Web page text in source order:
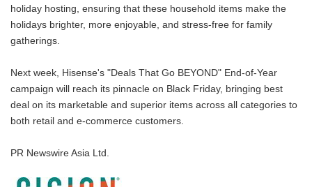
holiday hosting, ensuring that these household items make the
holidays brighter, more enjoyable, and stress-free for family
gatherings.
Next week, Hisense's "Deals That Go BEYOND" End-of-Year
campaign will reach its pinnacle on Black Friday, bringing best
deal on its marketable and superior items across all categories to
both retail and e-commerce customers.
PR Newswire Asia Ltd.